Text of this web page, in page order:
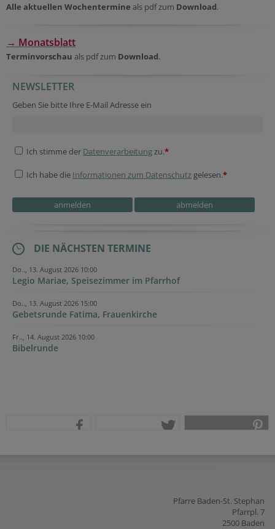
Alle aktuellen Wochentermine als pdf zum Download.
→ Monatsblatt
Terminvorschau als pdf zum Download.
NEWSLETTER
Geben Sie bitte Ihre E-Mail Adresse ein
Ich stimme der Datenverarbeitungzu.*
Ich habe die Informationen zum Datenschutz gelesen.*
DIE NÄCHSTEN TERMINE
Do.., 13. August 2026 10:00
Legio Mariae, Speisezimmer im Pfarrhof
Do.., 13. August 2026 15:00
Gebetsrunde Fatima, Frauenkirche
Fr.., 14. August 2026 10:00
Bibelrunde
Pfarre Baden-St. Stephan
Pfarrpl. 7
2500 Baden